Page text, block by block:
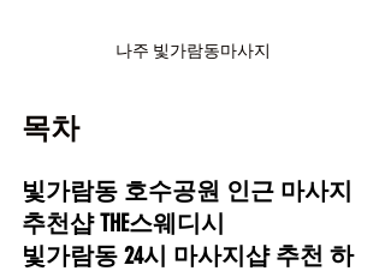
나주 빛가람동마사지
목차
빛가람동 호수공원 인근 마사지
추천샵 THE스웨디시
빛가람동 24시 마사지샵 추천 하